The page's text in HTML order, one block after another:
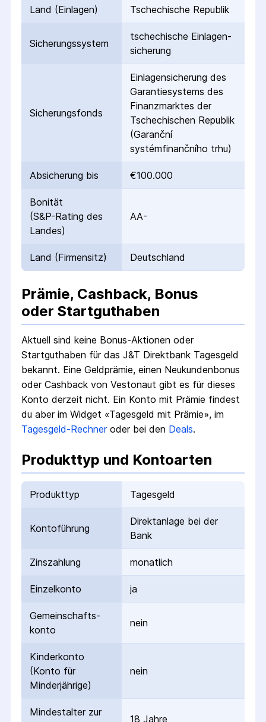
Land (Einlagen) Tschechische Republik
Sicherungs­system
tschechische Einlagen­
sicherung
Sicherungs­fonds
Einlagen­sicherung des
Garantie­systems des
Finanzmarktes der
Tschechischen Republik
(Garanční
systémfinančního trhu)
Absicherung bis €100.000
Bonität
(S&P-Rating des
Landes)
AA-
Land (Firmensitz) Deutschland
Prämie, Cashback, Bonus
oder Startguthaben
Aktuell sind keine Bonus-Aktionen oder
Startguthaben für das J&T Direktbank Tagesgeld
bekannt. Eine Geldprämie, einen Neukundenbonus
oder Cashback von Vestonaut gibt es für dieses
Konto derzeit nicht. Ein Konto mit Prämie findest
du aber im Widget «Tagesgeld mit Prämie», im
Tagesgeld-Rechneroder bei den Deals.
Produkttyp und Kontoarten
Produkttyp Tagesgeld
Kontoführung
Direktanlage bei der
Bank
Zinszahlung monatlich
Einzelkonto ja
Gemeinschafts­
konto
nein
Kinderkonto
(Konto für
Minderjährige)
nein
Mindestalter zur
18 Jahre